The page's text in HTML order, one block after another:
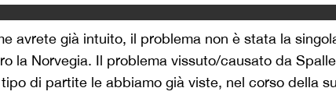
avrete già intuito, il problema non è stata la
la Norvegia. Il problema vissuto/causato da
di partite le abbiamo già viste, nel corso della